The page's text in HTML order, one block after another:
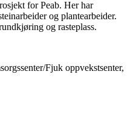
for Peab. Her har
og plantearbeider.
og rasteplass.
Fjuk oppvekstsenter,